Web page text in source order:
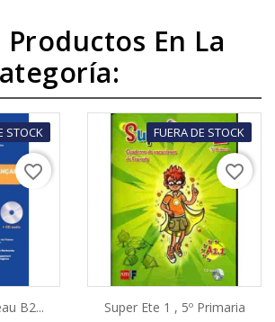
En La
STOCK
B2...
favorite_border
FUERA DE STOCK
Super Ete 1 , 5º Primaria
favorite_border